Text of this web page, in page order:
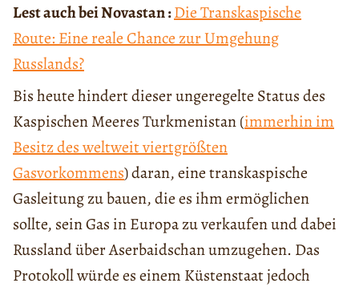
Lest auch bei Novastan:Die Transkaspische
Route: Eine reale Chance zur Umgehung
Russlands?
Bis heute hindert dieser ungeregelte Status des
Kaspischen Meeres Turkmenistan (immerhin im
Besitz des weltweit viertgrößten
Gasvorkommens) daran, eine transkaspische
Gasleitung zu bauen, die es ihm ermöglichen
sollte, sein Gas in Europa zu verkaufen und dabei
Russland über Aserbaidschan umzugehen. Das
Protokoll würde es einem Küstenstaat jedoch